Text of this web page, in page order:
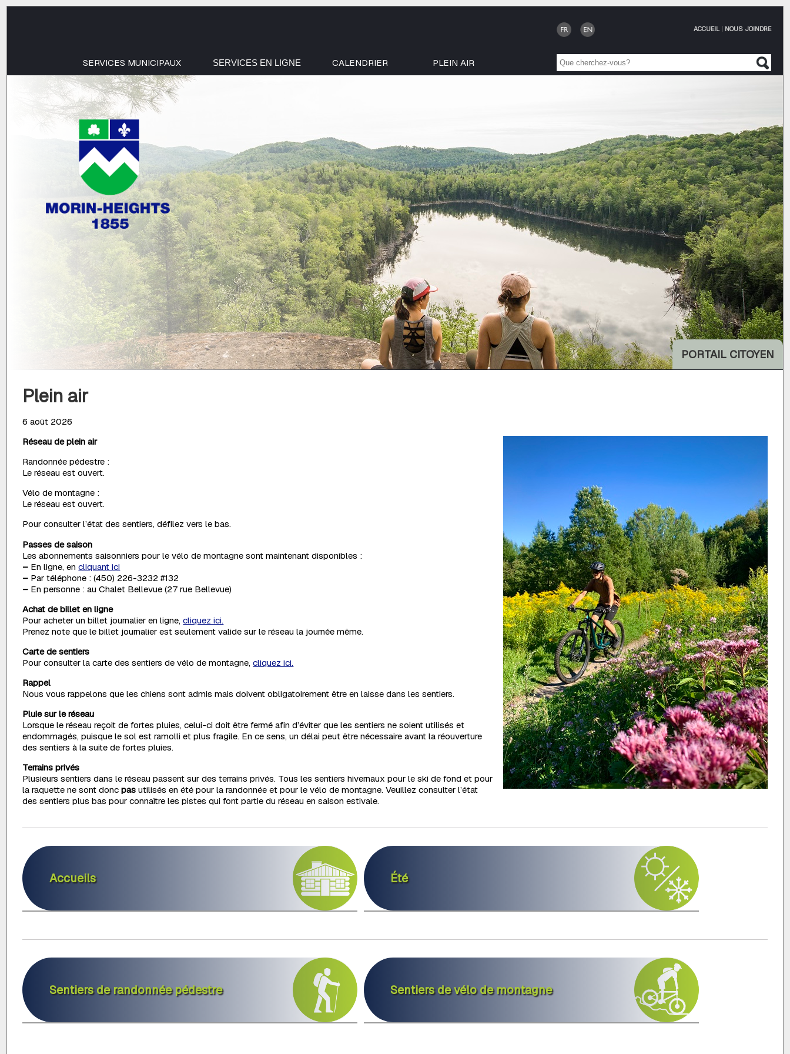
ACCUEIL| NOUS JOINDRE
SERVICES MUNICIPAUX SERVICES EN LIGNE CALENDRIER PLEIN AIR
PORTAIL CITOYEN
Plein air
6 août 2026
Réseau de plein air
Randonnée pédestre :
Le réseau est ouvert.
Vélo de montagne :
Le réseau est ouvert.
Pour consulter l’état des sentiers, défilez vers le bas.
Passes de saison
Les abonnements saisonniers pour le vélo de montagne sont maintenant disponibles :
– En ligne, encliquant ici
– Par téléphone : (450) 226-3232 #132
– En personne : au Chalet Bellevue (27 rue Bellevue)
Achat de billet en ligne
Pour acheter un billet journalier en ligne,cliquez ici.
Prenez note que le billet journalier est seulement valide sur le réseau la journée même.
Carte de sentiers
Pour consulter la carte des sentiers de vélo de montagne,cliquez ici.
Rappel
Nous vous rappelons que les chiens sont admis mais doivent obligatoirement être en laisse dans les sentiers.
Pluie sur le réseau
Lorsque le réseau reçoit de fortes pluies, celui-ci doit être fermé afin d’éviter que les sentiers ne soient utilisés et
endommagés, puisque le sol est ramolli et plus fragile. En ce sens, un délai peut être nécessaire avant la réouverture
des sentiers à la suite de fortes pluies.
Terrains privés
Plusieurs sentiers dans le réseau passent sur des terrains privés. Tous les sentiers hivernaux pour le ski de fond et pour
la raquette ne sont doncpas utilisés en été pour la randonnée et pour le vélo de montagne. Veuillez consulter l’état
des sentiers plus bas pour connaître les pistes qui font partie du réseau en saison estivale.
Accueils Été
Sentiers de randonnée pédestre Sentiers de vélo de montagne